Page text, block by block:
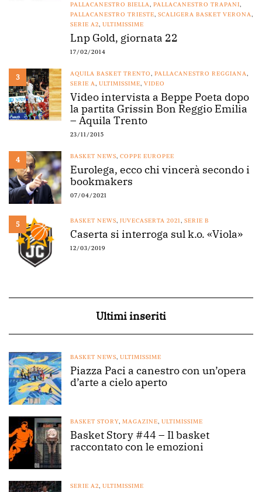
PALLACANESTRO BIELLA, PALLACANESTRO TRAPANI,
PALLACANESTRO TRIESTE, SCALIGERA BASKET VERONA,
SERIE A2, ULTIMISSIME
Lnp Gold, giornata 22
17/02/2014
3 AQUILA BASKET TRENTO, PALLACANESTRO REGGIANA,
SERIE A, ULTIMISSIME, VIDEO
Video intervista a Beppe Poeta dopo
la partita Grissin Bon Reggio Emilia
– Aquila Trento
23/11/2015
4 BASKET NEWS, COPPE EUROPEE
Eurolega, ecco chi vincerà secondo i
bookmakers
07/04/2021
5 BASKET NEWS, JUVECASERTA 2021, SERIE B
Caserta si interroga sul k.o. «Viola»
12/03/2019
Ultimi inseriti
BASKET NEWS, ULTIMISSIME
Piazza Paci a canestro con un’opera
d’arte a cielo aperto
BASKET STORY, MAGAZINE, ULTIMISSIME
Basket Story #44 – Il basket
raccontato con le emozioni
SERIE A2, ULTIMISSIME